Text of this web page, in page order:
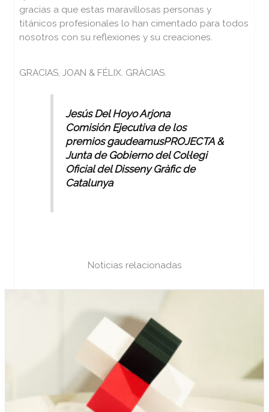
gracias a que estas maravillosas personas y
titánicos profesionales lo han cimentado para todos
nosotros con su reflexiones y su creaciones.
GRACIAS, JOAN & FÉLIX. GRÀCIAS.
Jesús Del Hoyo Arjona
Comisión Ejecutiva de los
premios gaudeamusPROJECTA &
Junta de Gobierno del Col·legi
Oficial del Disseny Gràfic de
Catalunya
Noticias relacionadas